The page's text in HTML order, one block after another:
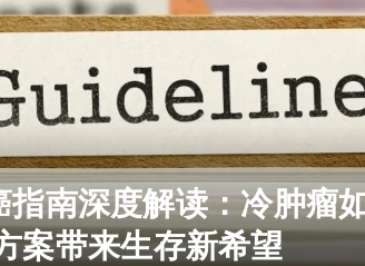
指南深度解读：冷肿瘤
案带来生存新希望